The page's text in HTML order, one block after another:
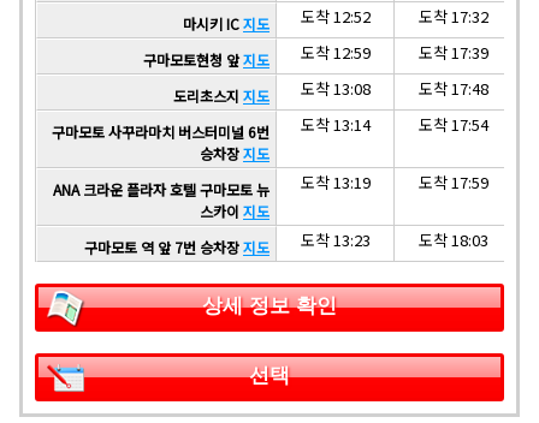
마시키 IC지도 도착 12:52 도착 17:32
구마모토현청 앞지도 도착 12:59 도착 17:39
도리초스지 지도 도착 13:08 도착 17:48
구마모토 사꾸라마치 버스터미널 6번
승차장지도
도착 13:14 도착 17:54
ANA 크라운 플라자 호텔 구마모토 뉴
스카이 지도
도착 13:19 도착 17:59
구마모토 역 앞 7번 승차장지도 도착 13:23 도착 18:03
상세 정보 확인
선택